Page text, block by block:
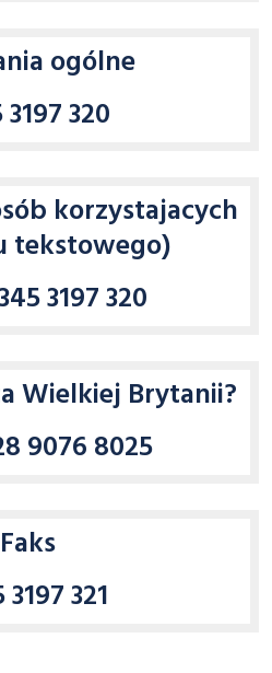
ogólne
320
korzystajacych
tekstowego)
3197 320
Wielkiej Brytanii?
9076 8025
Faks
321